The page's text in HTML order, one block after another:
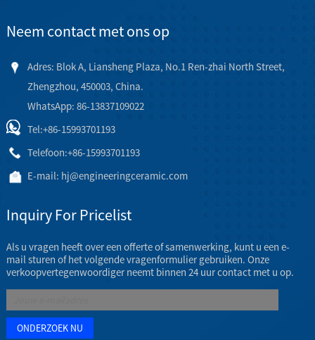
Neem contact met ons op
Adres: Blok A, Liansheng Plaza, No.1 Ren-zhai North Street,
Zhengzhou, 450003, China.
WhatsApp: 86-13837109022
Tel:+86-15993701193
Telefoon:+86-15993701193
E-mail: hj@engineeringceramic.com
Inquiry For Pricelist
Als u vragen heeft over een offerte of samenwerking, kunt u een e-
mail sturen of het volgende vragenformulier gebruiken. Onze
verkoopvertegenwoordiger neemt binnen 24 uur contact met u op.